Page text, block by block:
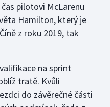
pilotovi McLarenu
Hamilton, který je
z roku 2019, tak
na sprint
tratě. Kvůli
do závěrečné části